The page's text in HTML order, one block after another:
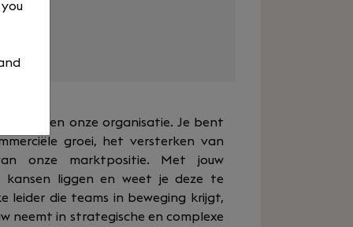
binnen onze organisatie. Je bent
groei, het versterken van
onze marktpositie. Met jouw
kansen liggen en weet je deze te
leider die teams in beweging krijgt,
neemt in strategische en complexe